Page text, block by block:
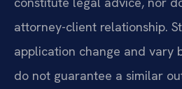
attorney-client relationship.
application change and vary
do not guarantee a similar